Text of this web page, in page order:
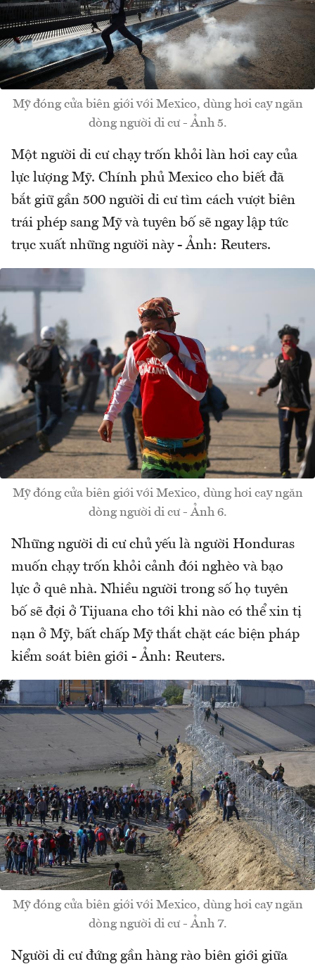
Mỹ đóng cửa biên giới với Mexico, dùng hơi cay ngăn
dòng người di cư - Ảnh 5.
Một người di cư chạy trốn khỏi làn hơi cay của
lực lượng Mỹ. Chính phủ Mexico cho biết đã
bắt giữ gần 500 người di cư tìm cách vượt biên
trái phép sang Mỹ và tuyên bố sẽ ngay lập tức
trục xuất những người này - Ảnh: Reuters.
Mỹ đóng cửa biên giới với Mexico, dùng hơi cay ngăn
dòng người di cư - Ảnh 6.
Những người di cư chủ yếu là người Honduras
muốn chạy trốn khỏi cảnh đói nghèo và bạo
lực ở quê nhà. Nhiều người trong số họ tuyên
bố sẽ đợi ở Tijuana cho tới khi nào có thể xin tị
nạn ở Mỹ, bất chấp Mỹ thắt chặt các biện pháp
kiểm soát biên giới - Ảnh: Reuters.
Mỹ đóng cửa biên giới với Mexico, dùng hơi cay ngăn
dòng người di cư - Ảnh 7.
Người di cư đứng gần hàng rào biên giới giữa